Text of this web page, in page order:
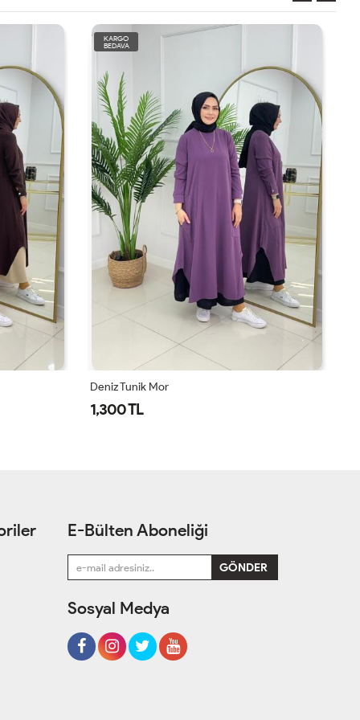
KARGO
BEDAVA
Deniz Tunik Antrasit
1,300 TL
E-Bülten Aboneliği
Sosyal Medya